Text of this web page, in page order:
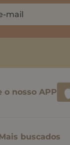
o nosso APP
buscados